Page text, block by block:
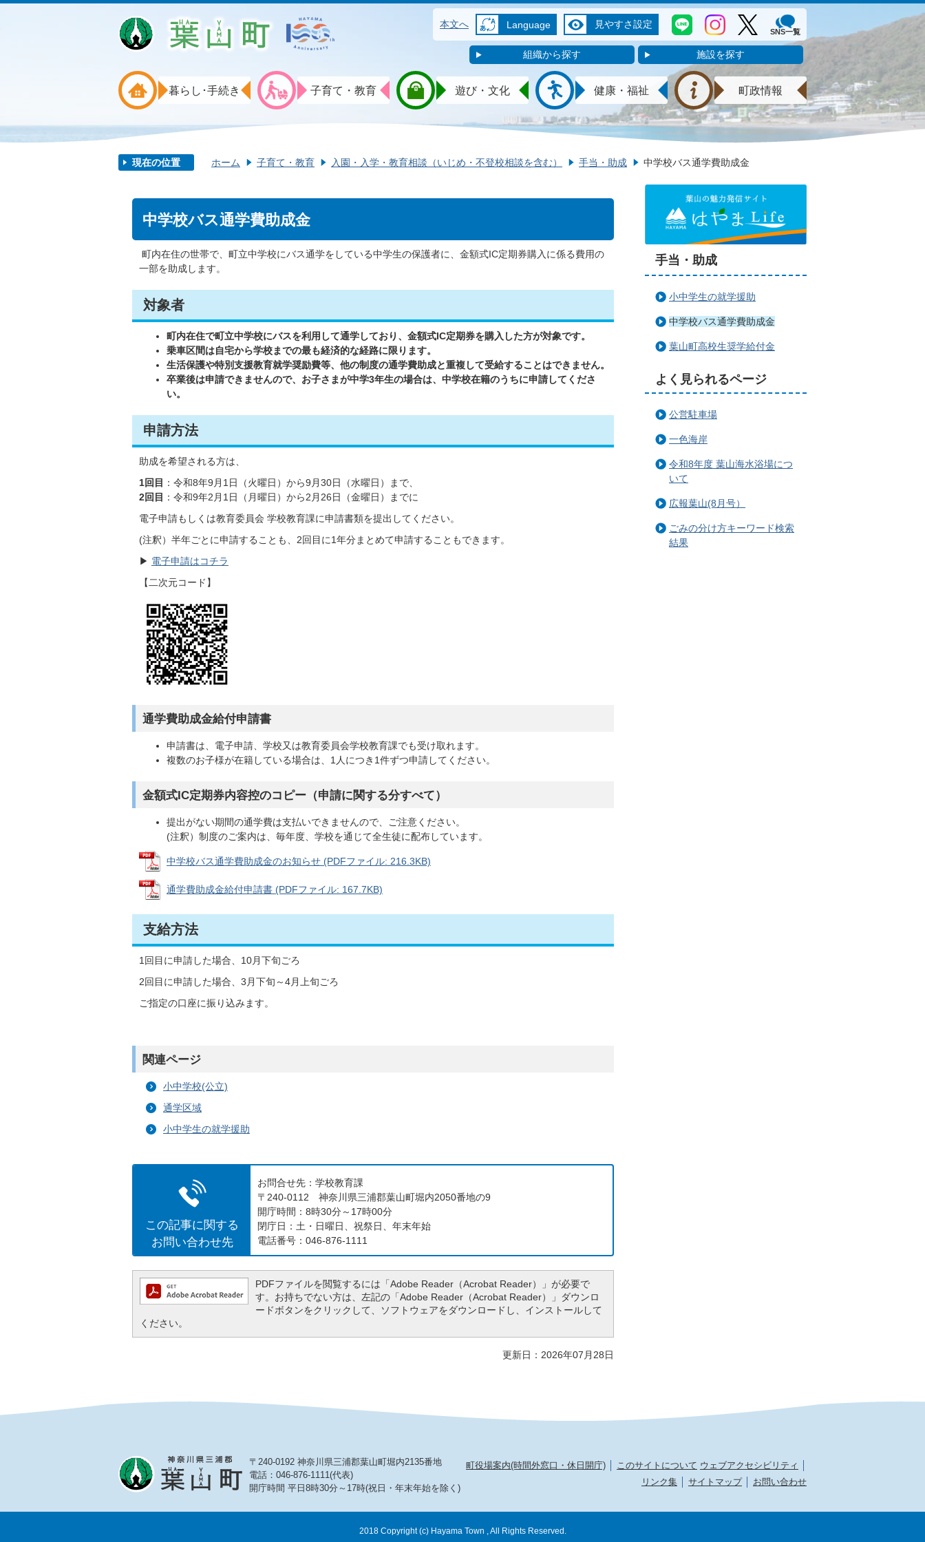
本文へ Language 見やすさ設定
SNS一覧
組織から探す 施設を探す
暮らし･手続き 子育て・教育 遊び・文化 健康・福祉 町政情報
現在の位置 ホーム 子育て・教育 入園・入学・教育相談（いじめ・不登校相談を含む） 手当・助成 中学校バス通学費助成金
中学校バス通学費助成金
町内在住の世帯で、町立中学校にバス通学をしている中学生の保護者に、金額式IC定期券購入に係る費用の
一部を助成します。
対象者
町内在住で町立中学校にバスを利用して通学しており、金額式IC定期券を購入した方が対象です。
乗車区間は自宅から学校までの最も経済的な経路に限ります。
生活保護や特別支援教育就学奨励費等、他の制度の通学費助成と重複して受給することはできません。
卒業後は申請できませんので、お子さまが中学3年生の場合は、中学校在籍のうちに申請してくださ
い。
申請方法
助成を希望される方は、
1回目 ：令和8年9月1日（火曜日）から9月30日（水曜日）まで、
2回目 ：令和9年2月1日（月曜日）から2月26日（金曜日）までに
電子申請もしくは教育委員会 学校教育課に申請書類を提出してください。
(注釈）半年ごとに申請することも、2回目に1年分まとめて申請することもできます。
▶ 電子申請はコチラ
【二次元コード】
通学費助成金給付申請書
申請書は、電子申請、学校又は教育委員会学校教育課でも受け取れます。
複数のお子様が在籍している場合は、1人につき1件ずつ申請してください。
金額式IC定期券内容控のコピー（申請に関する分すべて）
提出がない期間の通学費は支払いできませんので、ご注意ください。
(注釈）制度のご案内は、毎年度、学校を通じて全生徒に配布しています。
中学校バス通学費助成金のお知らせ (PDFファイル: 216.3KB)
通学費助成金給付申請書 (PDFファイル: 167.7KB)
支給方法
1回目に申請した場合、10月下旬ごろ
2回目に申請した場合、3月下旬～4月上旬ごろ
ご指定の口座に振り込みます。
関連ページ
小中学校(公立)
通学区域
小中学生の就学援助
この記事に関する
お問い合わせ先
お問合せ先：学校教育課
〒240-0112 神奈川県三浦郡葉山町堀内2050番地の9
開庁時間：8時30分～17時00分
閉庁日：土・日曜日、祝祭日、年末年始
電話番号：046-876-1111
PDFファイルを閲覧するには「Adobe Reader（Acrobat Reader）」が必要で
す。お持ちでない方は、左記の「Adobe Reader（Acrobat Reader）」ダウンロ
ードボタンをクリックして、ソフトウェアをダウンロードし、インストールして
ください。
更新日：2026年07月28日
手当・助成
小中学生の就学援助
中学校バス通学費助成金
葉山町高校生奨学給付金
よく見られるページ
公営駐車場
一色海岸
令和8年度 葉山海水浴場につ
いて
広報葉山(8月号）
ごみの分け方キーワード検索
結果
〒240-0192 神奈川県三浦郡葉山町堀内2135番地
電話：046-876-1111(代表)
開庁時間 平日8時30分～17時(祝日・年末年始を除く)
町役場案内(時間外窓口・休日開庁) このサイトについて ウェブアクセシビリティ
リンク集
サイトマップ お問い合わせ
2018 Copyright (c) Hayama Town , All Rights Reserved.